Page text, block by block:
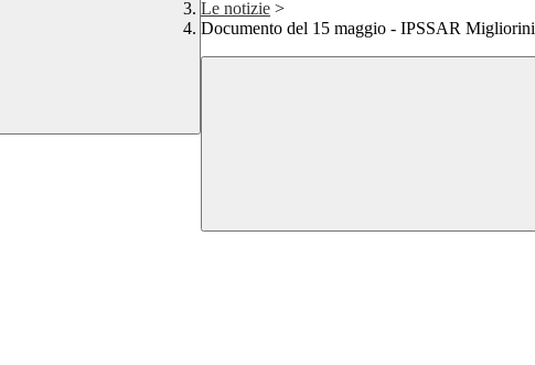
Le notizie >
Documento del 15 maggio - IPSSAR Migliorini